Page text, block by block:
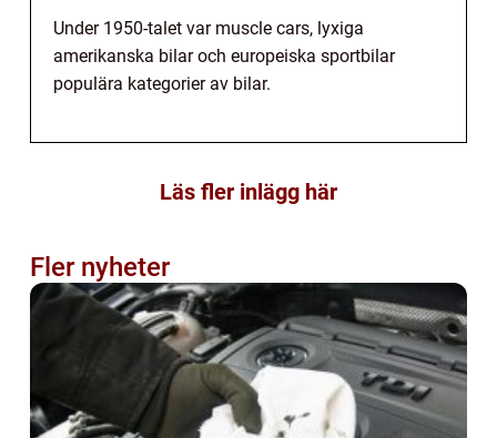
Under 1950-talet var muscle cars, lyxiga
amerikanska bilar och europeiska sportbilar
populära kategorier av bilar.
Läs fler inlägg här
Fler nyheter